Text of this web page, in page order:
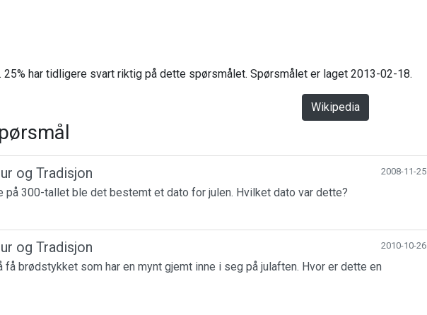
har tidligere svart riktig på dette spørsmålet. Spørsmålet er laget 2013-02-18.
Wikipedia
og Tradisjon 2008-11-25
på 300-tallet ble det bestemt et dato for julen. Hvilket dato var dette?
og Tradisjon 2010-10-26
få brødstykket som har en mynt gjemt inne i seg på julaften. Hvor er dette en